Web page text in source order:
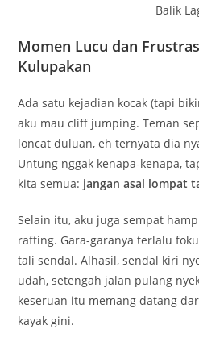
Momen Lucu dan
Kulupakan
Ada satu kejadian kocak (tapi
aku mau cliff jumping. Teman
loncat duluan, eh ternyata dia
Untung nggak kenapa-kenapa,
kita semua: jangan asal lompat
Selain itu, aku juga sempat
rafting. Gara-garanya terlalu
tali sendal. Alhasil, sendal kiri
udah, setengah jalan pulang
keseruan itu memang datang
kayak gini.